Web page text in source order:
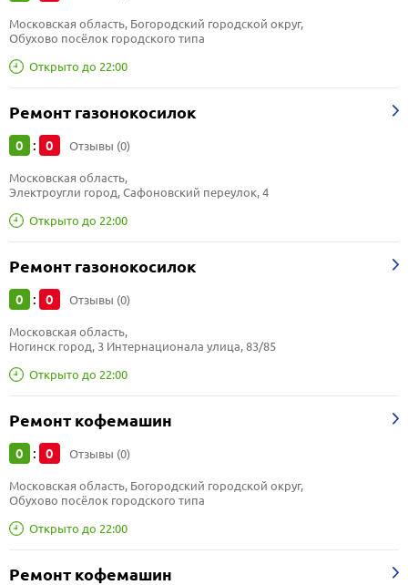
Открыто до 22:00
Московская область, Богородский городской округ,
Обухово посёлок городского типа
Ремонт газонокосилок
0 : 0 Отзывы (0)
Открыто до 22:00
Московская область,
Электроугли город, Сафоновский переулок, 4
Ремонт газонокосилок
0 : 0 Отзывы (0)
Открыто до 22:00
Московская область,
Ногинск город, 3 Интернационала улица, 83/85
Ремонт кофемашин
0 : 0 Отзывы (0)
Открыто до 22:00
Московская область, Богородский городской округ,
Обухово посёлок городского типа
Ремонт кофемашин